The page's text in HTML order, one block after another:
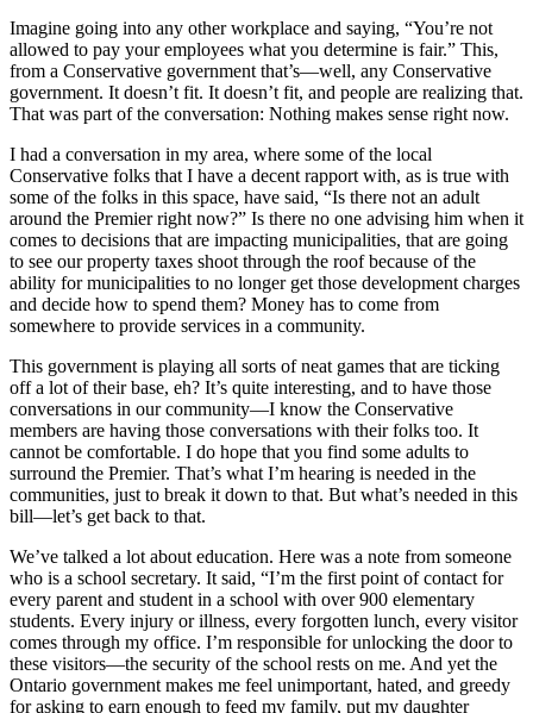
Imagine going into any other workplace and saying, “You’re not
allowed to pay your employees what you determine is fair.” This,
from a Conservative government that’s—well, any Conservative
government. It doesn’t fit. It doesn’t fit, and people are realizing that.
That was part of the conversation: Nothing makes sense right now.
I had a conversation in my area, where some of the local
Conservative folks that I have a decent rapport with, as is true with
some of the folks in this space, have said, “Is there not an adult
around the Premier right now?” Is there no one advising him when it
comes to decisions that are impacting municipalities, that are going
to see our property taxes shoot through the roof because of the
ability for municipalities to no longer get those development charges
and decide how to spend them? Money has to come from
somewhere to provide services in a community.
This government is playing all sorts of neat games that are ticking
off a lot of their base, eh? It’s quite interesting, and to have those
conversations in our community—I know the Conservative
members are having those conversations with their folks too. It
cannot be comfortable. I do hope that you find some adults to
surround the Premier. That’s what I’m hearing is needed in the
communities, just to break it down to that. But what’s needed in this
bill—let’s get back to that.
We’ve talked a lot about education. Here was a note from someone
who is a school secretary. It said, “I’m the first point of contact for
every parent and student in a school with over 900 elementary
students. Every injury or illness, every forgotten lunch, every visitor
comes through my office. I’m responsible for unlocking the door to
these visitors—the security of the school rests on me. And yet the
Ontario government makes me feel unimportant, hated, and greedy
for asking to earn enough to feed my family, put my daughter